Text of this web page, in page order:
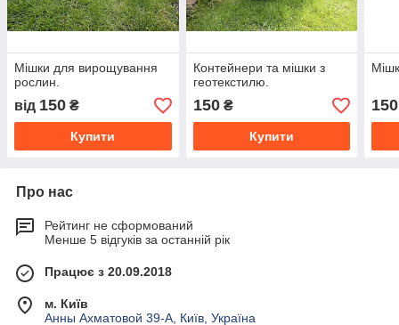
Мішки для вирощування
рослин.
від 150 ₴
Купити
Контейнери та мішки з
геотекстилю.
150₴
Купити
150
Про нас
Рейтинг не сформований
Менше 5 відгуків за останній рік
Працює з 20.09.2018
м. Київ
Анны Ахматовой 39-А, Київ, Україна